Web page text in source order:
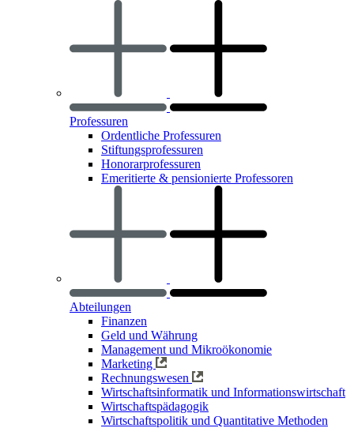
Professuren
Ordentliche Professuren
Stiftungsprofessuren
Honorarprofessuren
Emeritierte & pensionierte Professoren
Abteilungen
Finanzen
Geld und Währung
Management und Mikroökonomie
Marketing
Rechnungswesen
Wirtschaftsinformatik und Informationswirtschaft
Wirtschaftspädagogik
Wirtschaftspolitik und Quantitative Methoden